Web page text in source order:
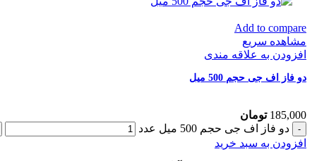
Add to compare
مشاهده سریع
افزودن به علاقه مندی
دو فاز اف جی حجم 500 میل
185,000 تومان
دو فاز اف جی حجم 500 میل عدد
افزودن به سبد خرید